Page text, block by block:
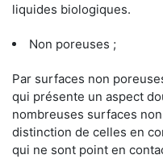
liquides biologiques.
Non poreuses ;
Par surfaces non
qui présente un aspect
nombreuses surfaces
distinction de celles en
qui ne sont point en